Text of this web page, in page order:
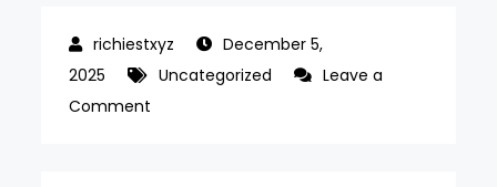
December 5,
2025
Uncategorized
Leave a
Comment